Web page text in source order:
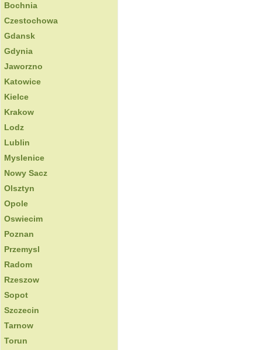
Bochnia
Czestochowa
Gdansk
Gdynia
Jaworzno
Katowice
Kielce
Krakow
Lodz
Lublin
Myslenice
Nowy Sacz
Olsztyn
Opole
Oswiecim
Poznan
Przemysl
Radom
Rzeszow
Sopot
Szczecin
Tarnow
Torun